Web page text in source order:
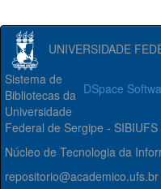
UNIVERSIDADE
DSpace
Sistema de
Bibliotecas da
Universidade
Federal de Sergipe - SIBIUFS
Núcleo de Tecnologia da
repositorio@academico.ufs.br